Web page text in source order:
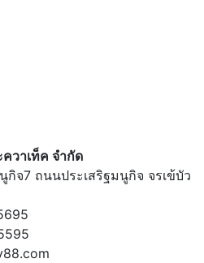
วาเท็ค จำกัด
จ7 ถนนประเสริฐมนูกิจ จรเข้บัว